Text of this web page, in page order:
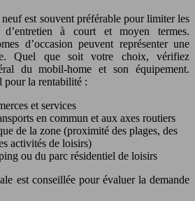
est souvent préférable pour limiter les
à court et moyen termes.
d’occasion peuvent représenter une
Quel que soit votre choix, vérifiez
du mobil-home et son équipement.
pour la rentabilité :
et services
en commun et aux axes routiers
de la zone (proximité des plages, des
activités de loisirs)
ou du parc résidentiel de loisirs
est conseillée pour évaluer la demande